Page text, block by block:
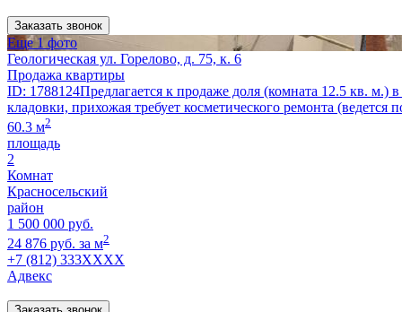
Заказать звонок
Еще 1 фото
Геологическая ул. Горелово, д. 75, к. 6
Продажа квартиры
ID: 1788124Предлагается к продаже доля (комната 12.5 кв. м.)
кладовки, прихожая требует косметического ремонта (ведется
60.3 м2
площадь
2
Комнат
Красносельский
район
1 500 000 руб.
24 876 руб. за м2
+7 (812) 333XXXX
Адвекс